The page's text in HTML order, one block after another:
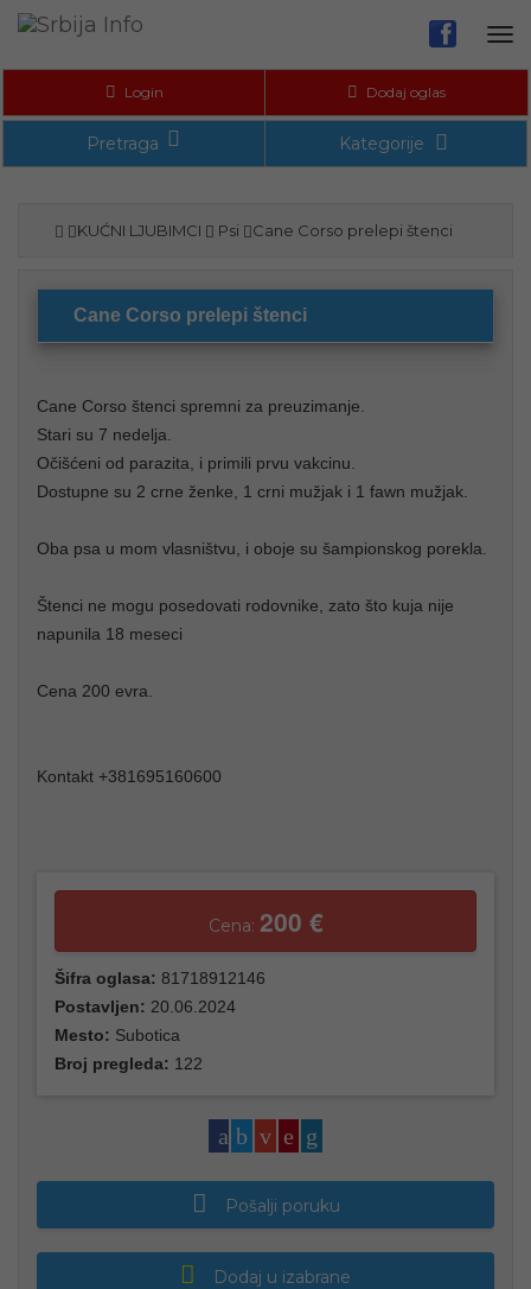
Login Dodaj oglas
Pretraga Kategorije
KUĆNI LJUBIMCI Psi Cane Corso prelepi štenci
Cane Corso prelepi štenci
Cane Corso štenci spremni za preuzimanje.
Stari su 7 nedelja.
Očišćeni od parazita, i primili prvu vakcinu.
Dostupne su 2 crne ženke, 1 crni mužjak i 1 fawn mužjak.
Oba psa u mom vlasništvu, i oboje su šampionskog porekla.
Štenci ne mogu posedovati rodovnike, zato što kuja nije
napunila 18 meseci
Cena 200 evra.
Kontakt +381695160600
Cena: 200 €
Šifra oglasa: 81718912146
Postavljen: 20.06.2024
Mesto: Subotica
Broj pregleda: 122
Pošalji poruku
Dodaj u izabrane